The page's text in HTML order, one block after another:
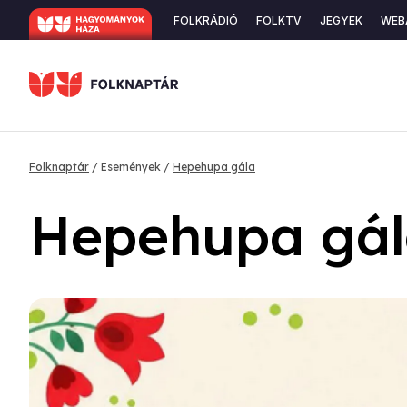
Ugrás
a
Secondary
FOLKRÁDIÓ FOLKTV JEGYEK
Morzsa
Folknaptár Események Hepehupa gála
Hepehupa